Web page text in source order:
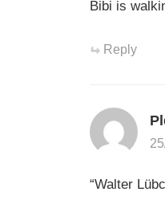
Bibi is
Reply
“Walter